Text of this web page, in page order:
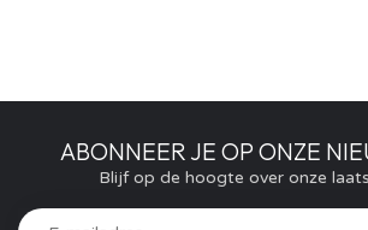
ABONNEER JE OP ONZE
Blijf op de hoogte over onze